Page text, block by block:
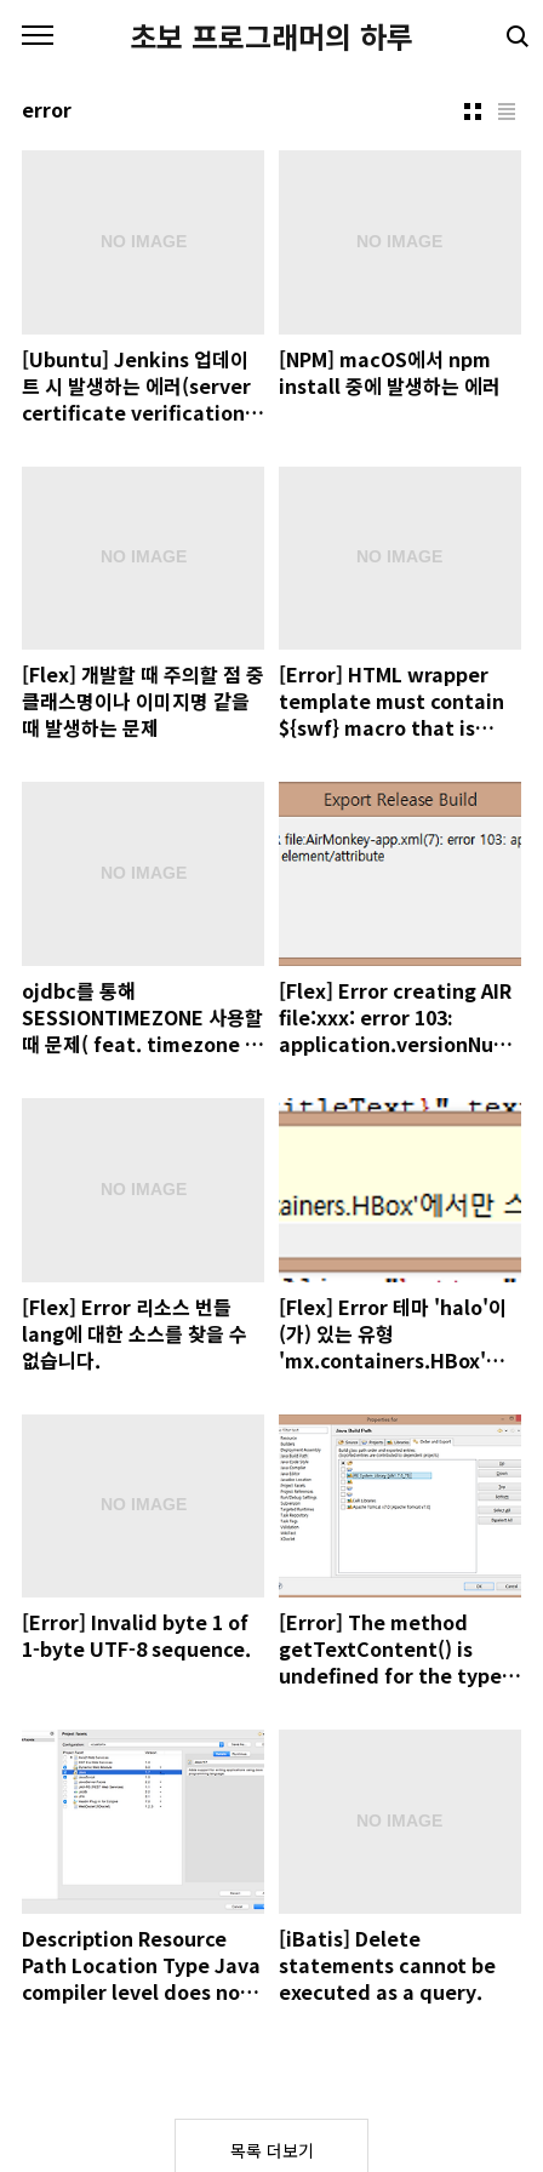
초보 프로그래머의 하루
error
[Ubuntu] Jenkins 업데이
트 시 발생하는 에러(server
certificate verification
[NPM] macOS에서 npm
install 중에 발생하는 에러
[Flex] 개발할 때 주의할 점 중
클래스명이나 이미지명 같을
때 발생하는 문제
[Error] HTML wrapper
template must contain
${swf} macro that is
time
ojdbc를 통해
SESSIONTIMEZONE 사용할
때 문제( feat. timezone 에
[Flex] Error creating AIR
file:xxx: error 103:
application.versionNumber
element/attribute
[Flex] Error 리소스 번들
lang에 대한 소스를 찾을 수
없습니다.
[Flex] Error 테마 'halo'이
(가) 있는 유형
'mx.containers.HBox'에
'borderThickness'이(가)
지원됩니다.
[Error] Invalid byte 1 of
1-byte UTF-8 sequence.
[Error] The method
getTextContent() is
undefined for the type
Description Resource
Path Location Type Java
compiler level does not
[iBatis] Delete
statements cannot be
executed as a query.
목록 더보기